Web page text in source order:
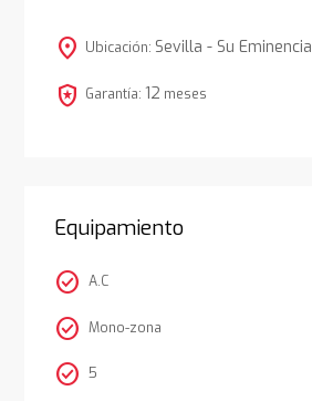
location_on Ubicación: Sevilla - Su Eminencia
local_police Garantía: 12 meses
Equipamiento
check_circle A.C
check_circle Mono-zona
check_circle 5